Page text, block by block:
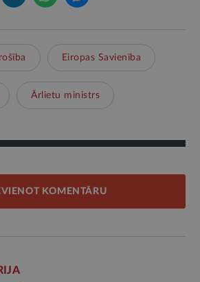
Eiropas Savienība
Ārlietu ministrs
KOMENTĀRU